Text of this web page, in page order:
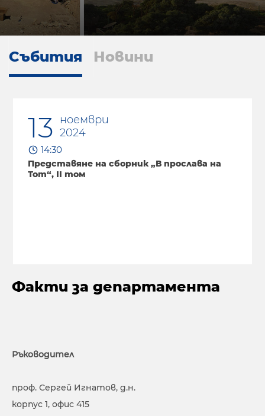
Събития Новини
13
ноември
2024
14:30
Представяне на сборник „В прослава на
Тот“, ІІ том
Факти за департамента
Ръководител
проф. Сергей Игнатов, д.н.
корпус 1, офис 415